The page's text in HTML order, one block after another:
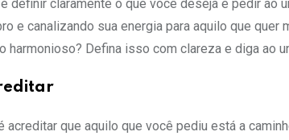
definir claramente o que você deseja e pedir ao
e canalizando sua energia para aquilo que quer
harmonioso? Defina isso com clareza e diga ao
acreditar que aquilo que você pediu está a